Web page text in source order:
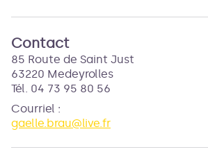
Contact
85 Route de Saint Just
63220 Medeyrolles
Tél. 04 73 95 80 56
Courriel :
gaelle.brau@live.fr